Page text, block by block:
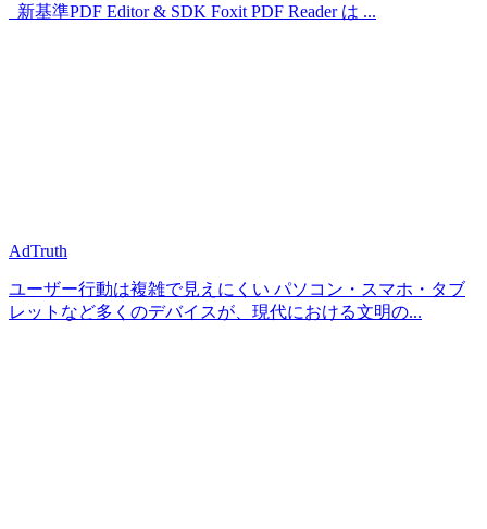
新基準PDF Editor & SDK Foxit PDF Reader は ...
AdTruth
ユーザー行動は複雑で見えにくい パソコン・スマホ・タブ
レットなど多くのデバイスが、現代における文明の...